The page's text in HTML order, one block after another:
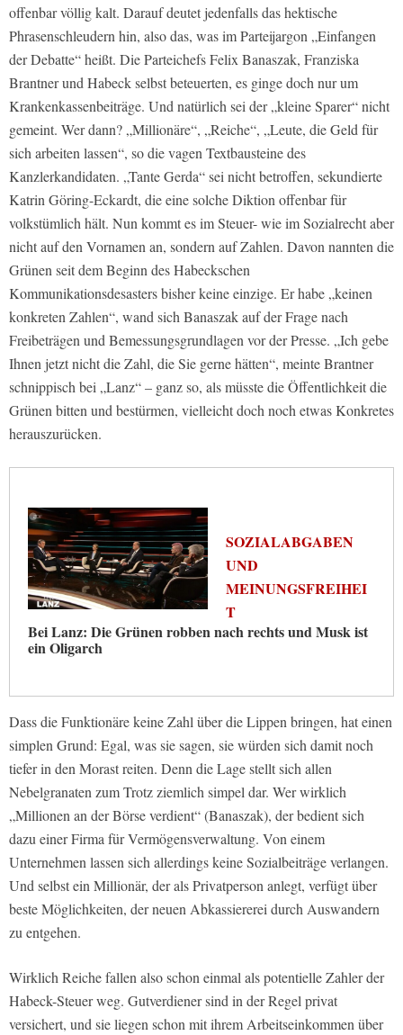
offenbar völlig kalt. Darauf deutet jedenfalls das hektische
Phrasenschleudern hin, also das, was im Parteijargon „Einfangen
der Debatte“ heißt. Die Parteichefs Felix Banaszak, Franziska
Brantner und Habeck selbst beteuerten, es ginge doch nur um
Krankenkassenbeiträge. Und natürlich sei der „kleine Sparer“ nicht
gemeint. Wer dann? „Millionäre“, „Reiche“, „Leute, die Geld für
sich arbeiten lassen“, so die vagen Textbausteine des
Kanzlerkandidaten. „Tante Gerda“ sei nicht betroffen, sekundierte
Katrin Göring-Eckardt, die eine solche Diktion offenbar für
volkstümlich hält. Nun kommt es im Steuer- wie im Sozialrecht aber
nicht auf den Vornamen an, sondern auf Zahlen. Davon nannten die
Grünen seit dem Beginn des Habeckschen
Kommunikationsdesasters bisher keine einzige. Er habe „keinen
konkreten Zahlen“, wand sich Banaszak auf der Frage nach
Freibeträgen und Bemessungsgrundlagen vor der Presse. „Ich gebe
Ihnen jetzt nicht die Zahl, die Sie gerne hätten“, meinte Brantner
schnippisch bei „Lanz“ – ganz so, als müsste die Öffentlichkeit die
Grünen bitten und bestürmen, vielleicht doch noch etwas Konkretes
herauszurücken.
SOZIALABGABEN
UND
MEINUNGSFREIHEI
T
Bei Lanz: Die Grünen robben nach rechts und Musk ist
ein Oligarch
Dass die Funktionäre keine Zahl über die Lippen bringen, hat einen
simplen Grund: Egal, was sie sagen, sie würden sich damit noch
tiefer in den Morast reiten. Denn die Lage stellt sich allen
Nebelgranaten zum Trotz ziemlich simpel dar. Wer wirklich
„Millionen an der Börse verdient“ (Banaszak), der bedient sich
dazu einer Firma für Vermögensverwaltung. Von einem
Unternehmen lassen sich allerdings keine Sozialbeiträge verlangen.
Und selbst ein Millionär, der als Privatperson anlegt, verfügt über
beste Möglichkeiten, der neuen Abkassiererei durch Auswandern
zu entgehen.
Wirklich Reiche fallen also schon einmal als potentielle Zahler der
Habeck-Steuer weg. Gutverdiener sind in der Regel privat
versichert, und sie liegen schon mit ihrem Arbeitseinkommen über